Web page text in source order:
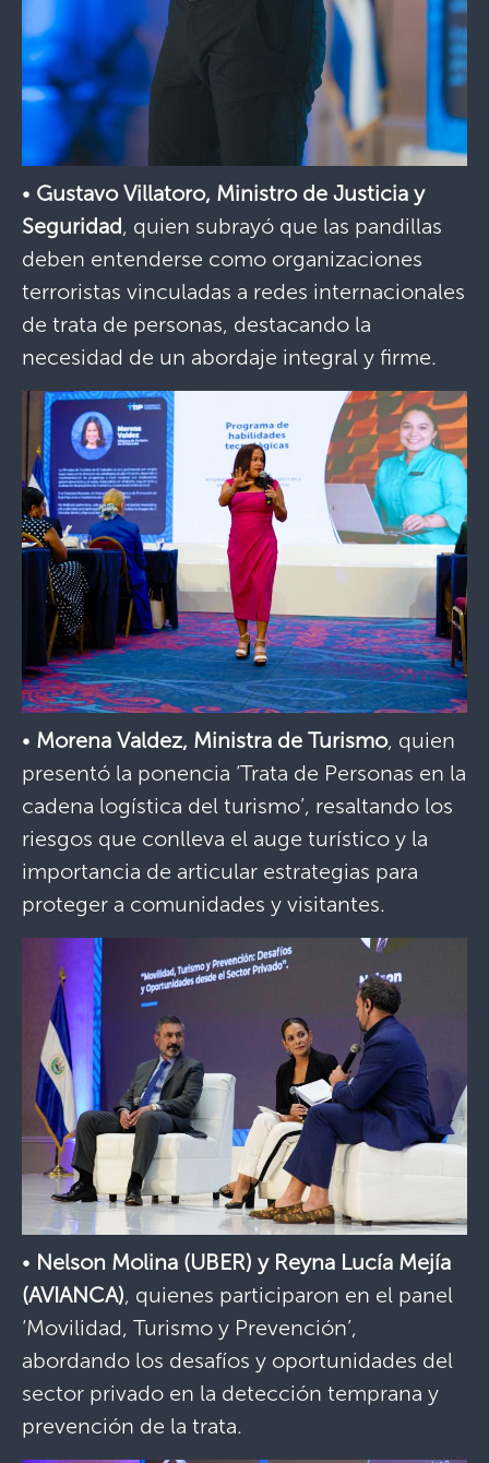
• Gustavo Villatoro, Ministro de Justicia y
Seguridad, quien subrayó que las pandillas
deben entenderse como organizaciones
terroristas vinculadas a redes internacionales
de trata de personas, destacando la
necesidad de un abordaje integral y firme.
• Morena Valdez, Ministra de Turismo, quien
presentó la ponencia ‘Trata de Personas en la
cadena logística del turismo’, resaltando los
riesgos que conlleva el auge turístico y la
importancia de articular estrategias para
proteger a comunidades y visitantes.
• Nelson Molina (UBER) y Reyna Lucía Mejía
(AVIANCA), quienes participaron en el panel
‘Movilidad, Turismo y Prevención’,
abordando los desafíos y oportunidades del
sector privado en la detección temprana y
prevención de la trata.